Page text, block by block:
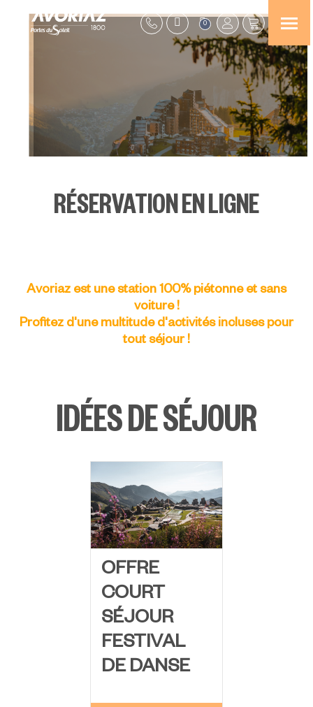
0
RÉSERVATION EN LIGNE
Avoriaz est une station 100% piétonne et sans
voiture !
Profitez d'une multitude d'activités incluses pour
tout séjour !
IDÉES DE SÉJOUR
OFFRE
COURT
SÉJOUR
FESTIVAL
DE DANSE